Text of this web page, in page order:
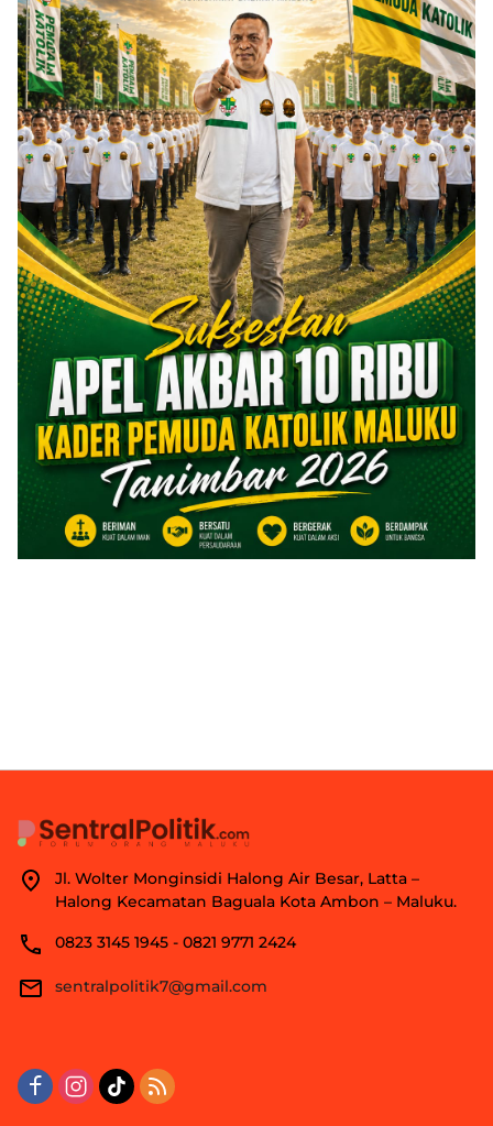
Jl. Wolter Monginsidi Halong Air Besar, Latta –
Halong Kecamatan Baguala Kota Ambon – Maluku.
0823 3145 1945 - 0821 9771 2424
sentralpolitik7@gmail.com